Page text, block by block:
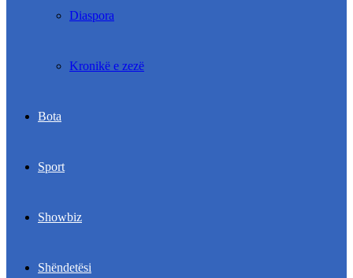
Diaspora
Kronikë e zezë
Bota
Sport
Showbiz
Shëndetësi